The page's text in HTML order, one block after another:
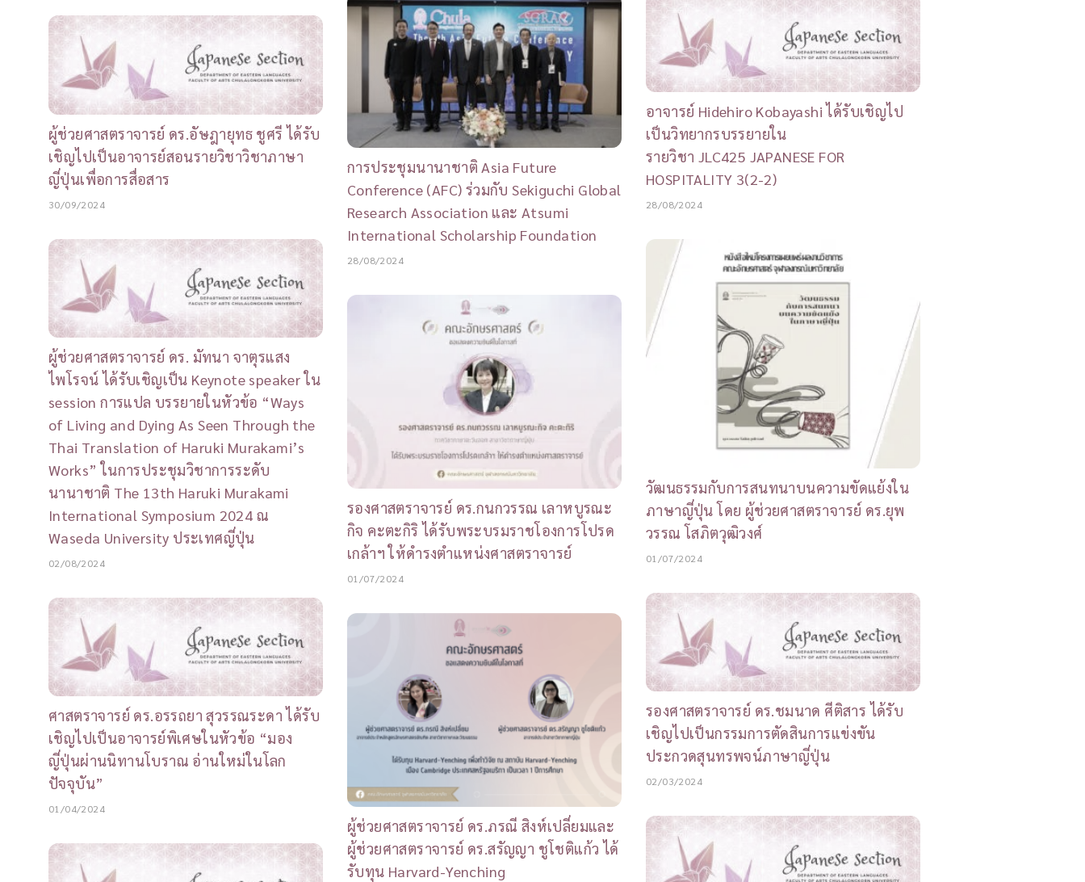
ผู้ช่วยศาสตราจารย์ ดร.อัษฎายุทธ ชูศรี ได้รับ
เชิญไปเป็นอาจารย์สอนรายวิชาวิชาภาษา
ญี่ปุ่นเพื่อการสื่อสาร
30/09/2024
การประชุมนานาชาติ Asia Future
Conference (AFC) ร่วมกับ Sekiguchi Global
Research Association และ Atsumi
International Scholarship Foundation
28/08/2024
อาจารย์ Hidehiro Kobayashi ได้รับเชิญไป
เป็นวิทยากรบรรยายใน
รายวิชา JLC425 JAPANESE FOR
HOSPITALITY 3(2-2)
28/08/2024
ผู้ช่วยศาสตราจารย์ ดร. มัทนา จาตุรแสง
ไพโรจน์ ได้รับเชิญเป็น Keynote speaker ใน
session การแปล บรรยายในหัวข้อ “Ways
of Living and Dying As Seen Through the
Thai Translation of Haruki Murakami’s
Works” ในการประชุมวิชาการระดับ
นานาชาติ The 13th Haruki Murakami
International Symposium 2024 ณ
Waseda University ประเทศญี่ปุ่น
02/08/2024
รองศาสตราจารย์ ดร.กนกวรรณ เลาหบูรณะ
กิจ คะตะกิริ ได้รับพระบรมราชโองการโปรด
เกล้าฯ ให้ดำรงตำแหน่งศาสตราจารย์
01/07/2024
วัฒนธรรมกับการสนทนาบนความขัดแย้งใน
ภาษาญี่ปุ่น โดย ผู้ช่วยศาสตราจารย์ ดร.ยุพ
วรรณ โสภิตวุฒิวงศ์
01/07/2024
ศาสตราจารย์ ดร.อรรถยา สุวรรณระดา ได้รับ
เชิญไปเป็นอาจารย์พิเศษในหัวข้อ “มอง
ญี่ปุ่นผ่านนิทานโบราณ อ่านใหม่ในโลก
ปัจจุบัน”
01/04/2024
ผู้ช่วยศาสตราจารย์ ดร.ภรณี สิงห์เปลี่ยมและ
ผู้ช่วยศาสตราจารย์ ดร.สรัญญา ชูโชติแก้ว ได้
รับทุน Harvard-Yenching
รองศาสตราจารย์ ดร.ชมนาด ศีติสาร ได้รับ
เชิญไปเป็นกรรมการตัดสินการแข่งขัน
ประกวดสุนทรพจน์ภาษาญี่ปุ่น
02/03/2024